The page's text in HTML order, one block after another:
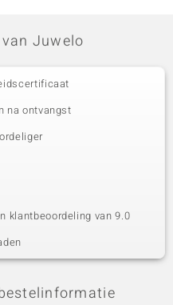
Juwelo
na ontvangst
klantbeoordeling van 9.0